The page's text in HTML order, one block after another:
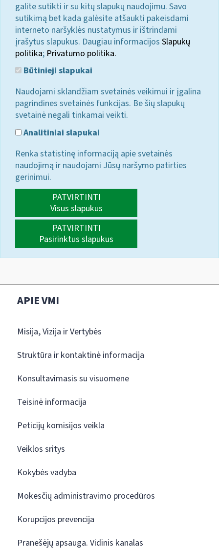
galite sutikti ir su kitų slapukų naudojimu. Savo
sutikimą bet kada galėsite atšaukti pakeisdami
interneto naršyklės nustatymus ir ištrindami
įrašytus slapukus. Daugiau informacijos Slapukų
politika; Privatumo politika.
Būtinieji slapukai
Naudojami sklandžiam svetainės veikimui ir įgalina
pagrindines svetainės funkcijas. Be šių slapukų
svetainė negali tinkamai veikti.
Analitiniai slapukai
Renka statistinę informaciją apie svetainės
naudojimą ir naudojami Jūsų naršymo patirties
gerinimui.
PATVIRTINTI
Visus slapukus
PATVIRTINTI
Pasirinktus slapukus
APIE VMI
Misija, Vizija ir Vertybės
Struktūra ir kontaktinė informacija
Konsultavimasis su visuomene
Teisinė informacija
Peticijų komisijos veikla
Veiklos sritys
Kokybės vadyba
Mokesčių administravimo procedūros
Korupcijos prevencija
Pranešėjų apsauga. Vidinis kanalas